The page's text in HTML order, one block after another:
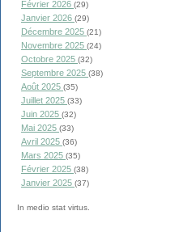
Février 2026 (29)
Janvier 2026 (29)
Décembre 2025 (21)
Novembre 2025 (24)
Octobre 2025 (32)
Septembre 2025 (38)
Août 2025 (35)
Juillet 2025 (33)
Juin 2025 (32)
Mai 2025 (33)
Avril 2025 (36)
Mars 2025 (35)
Février 2025 (38)
Janvier 2025 (37)
In medio stat virtus.